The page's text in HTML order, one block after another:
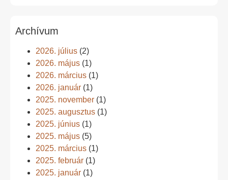
Archívum
2026. július (2)
2026. május (1)
2026. március (1)
2026. január (1)
2025. november (1)
2025. augusztus (1)
2025. június (1)
2025. május (5)
2025. március (1)
2025. február (1)
2025. január (1)